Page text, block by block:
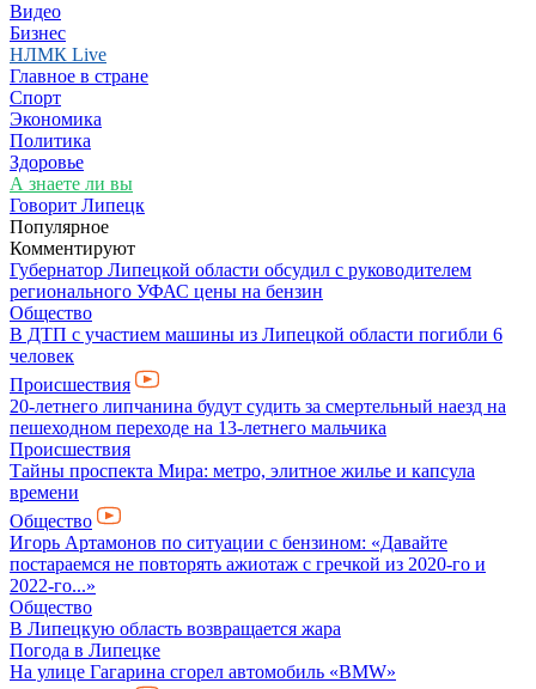
Видео
Бизнес
НЛМК Live
Главное в стране
Спорт
Экономика
Политика
Здоровье
А знаете ли вы
Говорит Липецк
Популярное
Комментируют
Губернатор Липецкой области обсудил с руководителем
регионального УФАС цены на бензин
Общество
В ДТП с участием машины из Липецкой области погибли 6
человек
Происшествия
20-летнего липчанина будут судить за смертельный наезд на
пешеходном переходе на 13-летнего мальчика
Происшествия
Тайны проспекта Мира: метро, элитное жилье и капсула
времени
Общество
Игорь Артамонов по ситуации с бензином: «Давайте
постараемся не повторять ажиотаж с гречкой из 2020-го и
2022-го...»
Общество
В Липецкую область возвращается жара
Погода в Липецке
На улице Гагарина сгорел автомобиль «BMW»